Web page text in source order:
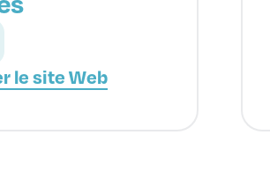
le site Web